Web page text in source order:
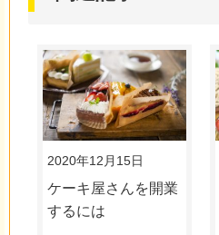
2020年12月15日
ケーキ屋さんを開業
するには